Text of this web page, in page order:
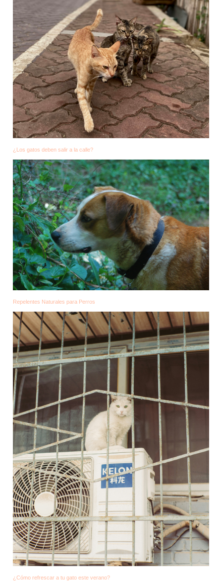
¿Los gatos deben salir a la calle?
Repelentes Naturales para Perros
¿Cómo refrescar a tu gato este verano?